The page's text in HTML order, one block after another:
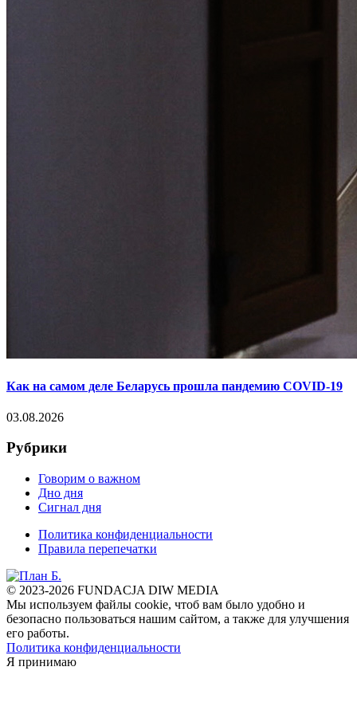
Как на самом деле Беларусь прошла пандемию COVID-19
03.08.2026
Рубрики
Говорим о важном
Дно дня
Сигнал дня
Политика конфиденциальности
Правила перепечатки
© 2023-2026 FUNDACJA DIW MEDIA
Мы используем файлы cookie, чтоб вам было удобно и
безопасно пользоваться нашим сайтом, а также для улучшения
его работы.
Политика конфиденциальности
Я принимаю